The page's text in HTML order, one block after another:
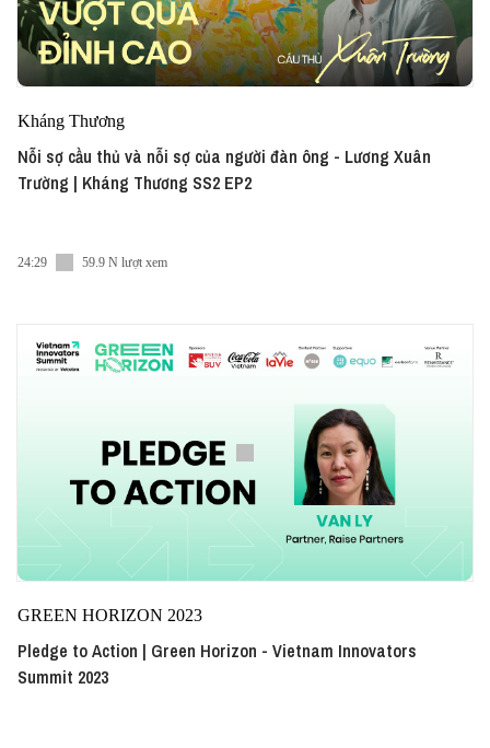
Kháng Thương
Nỗi sợ cầu thủ và nỗi sợ của người đàn ông - Lương Xuân
Trường | Kháng Thương SS2 EP2
24:29 59.9 N lượt xem
GREEN HORIZON 2023
Pledge to Action | Green Horizon - Vietnam Innovators
Summit 2023